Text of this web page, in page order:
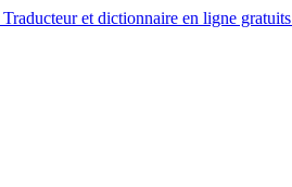
Traducteur et dictionnaire en ligne gratuits